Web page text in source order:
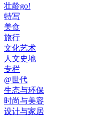
壮龄go!
特写
美食
旅行
文化艺术
人文史地
专栏
@世代
生态与环保
时尚与美容
设计与家居